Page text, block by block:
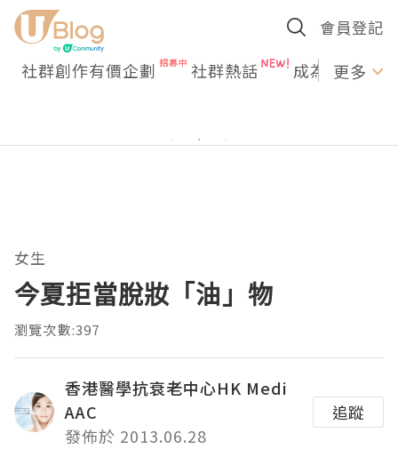
會員登記
社群創作有價企劃 社群熱話 成為U更多
女生
今夏拒當脫妝「油」物
瀏覽次數:397
香港醫學抗衰老中心HK Medi
AAC
發佈於 2013.06.28
追蹤